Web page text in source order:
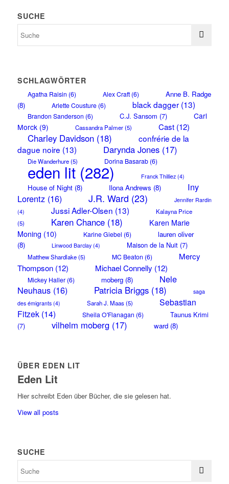
SUCHE
SCHLAGWÖRTER
Agatha Raisin (6) Alex Craft(6)
Anne B. Radge
(8)
Arlette Cousture(6) black dagger(13)
Brandon Sanderson (6) C.J. Sansom (7)
Carl
Morck(9) Cassandra Palmer(5) Cast(12)
Charley Davidson(18)
confrérie de la
dague noire (13) Darynda Jones(17)
Die Wanderhure(5) Dorina Basarab(6)
eden lit(282) Franck Thilliez(4)
House of Night(8) Ilona Andrews (8)
Iny
Lorentz(16) J.R. Ward (23)
Jennifer Rardin
(4)
Jussi Adler-Olsen (13)
Kalayna Price
(5)
Karen Chance(18)
Karen Marie
Moning (10) Karine Giebel (6)
lauren oliver
(8)
Linwood Barclay(4) Maison de la Nuit(7)
Matthew Shardlake(5) MC Beaton (6)
Mercy
Thompson(12) Michael Connelly (12)
Mickey Haller(6) moberg(8)
Nele
Neuhaus(16) Patricia Briggs(18)
saga
des émigrants(4) Sarah J. Maas(5)
Sebastian
Fitzek(14) Sheila O'Flanagan (6)
Taunus Krimi
(7)
vilhelm moberg(17) ward(8)
ÜBER EDEN LIT
Eden Lit
Hier schreibt Eden über Bücher, die sie gelesen hat.
View all posts
SUCHE